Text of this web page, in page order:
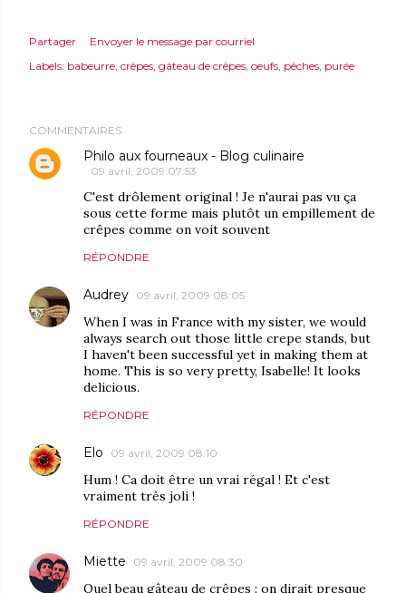
Partager
Envoyer le message par courriel
Labels: babeurre crêpes gâteau de crêpes oeufs pêches purée
COMMENTAIRES
Philo aux fourneaux - Blog culinaire
09 avril, 2009 07:53
C'est drôlement original ! Je n'aurai pas vu ça
sous cette forme mais plutôt un empillement de
crêpes comme on voit souvent
RÉPONDRE
Audrey 09 avril, 2009 08:05
When I was in France with my sister, we would
always search out those little crepe stands, but
I haven't been successful yet in making them at
home. This is so very pretty, Isabelle! It looks
delicious.
RÉPONDRE
Elo 09 avril, 2009 08:10
Hum ! Ca doit être un vrai régal ! Et c'est
vraiment très joli !
RÉPONDRE
Miette 09 avril, 2009 08:30
Quel beau gâteau de crêpes : on dirait presque